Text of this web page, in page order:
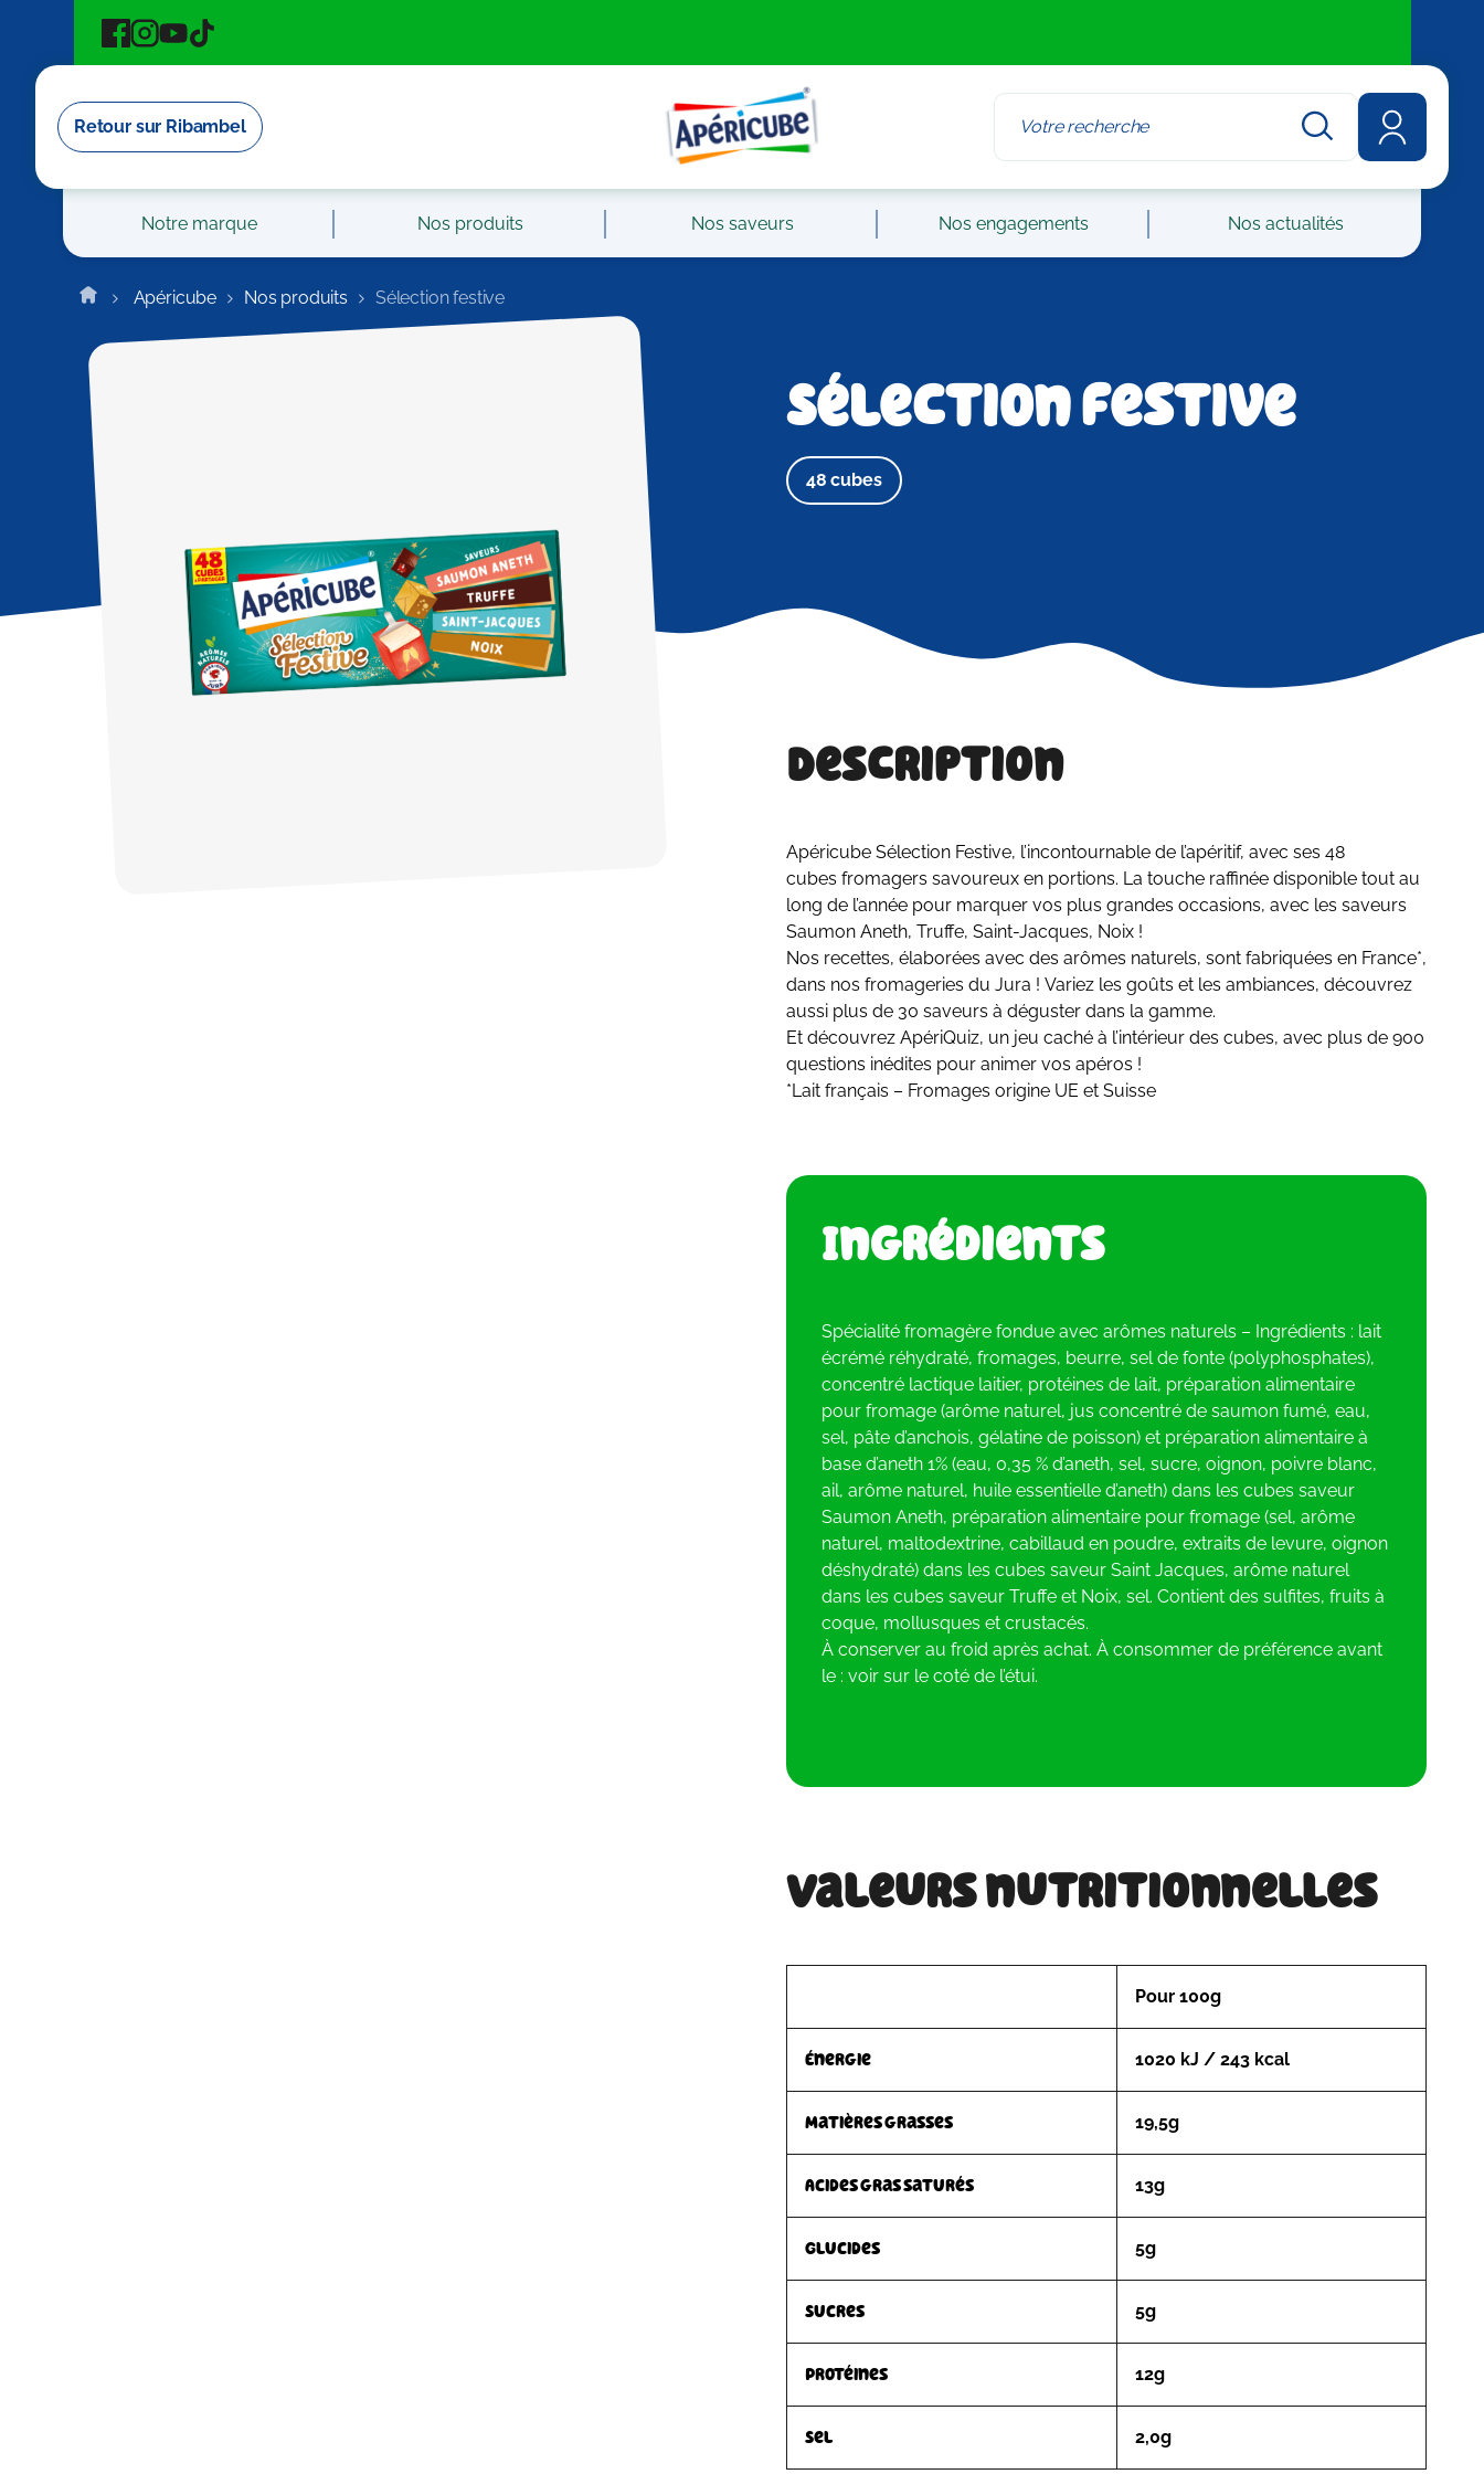
Retour sur Ribambel
Notre marque Nos produits Nos saveurs Nos engagements Nos actualités
Apéricube Nos produits Sélection festive
Sélection festive
48 cubes
Description
Apéricube Sélection Festive, l’incontournable de l’apéritif, avec ses 48
cubes fromagers savoureux en portions. La touche raffinée disponible tout au
long de l’année pour marquer vos plus grandes occasions, avec les saveurs
Saumon Aneth, Truffe, Saint-Jacques, Noix !
Nos recettes, élaborées avec des arômes naturels, sont fabriquées en France*,
dans nos fromageries du Jura ! Variez les goûts et les ambiances, découvrez
aussi plus de 30 saveurs à déguster dans la gamme.
Et découvrez ApériQuiz, un jeu caché à l’intérieur des cubes, avec plus de 900
questions inédites pour animer vos apéros !
*Lait français – Fromages origine UE et Suisse
Ingrédients
Spécialité fromagère fondue avec arômes naturels – Ingrédients : lait
écrémé réhydraté, fromages, beurre, sel de fonte (polyphosphates),
concentré lactique laitier, protéines de lait, préparation alimentaire
pour fromage (arôme naturel, jus concentré de saumon fumé, eau,
sel, pâte d’anchois, gélatine de poisson) et préparation alimentaire à
base d’aneth 1% (eau, 0,35 % d’aneth, sel, sucre, oignon, poivre blanc,
ail, arôme naturel, huile essentielle d’aneth) dans les cubes saveur
Saumon Aneth, préparation alimentaire pour fromage (sel, arôme
naturel, maltodextrine, cabillaud en poudre, extraits de levure, oignon
déshydraté) dans les cubes saveur Saint Jacques, arôme naturel
dans les cubes saveur Truffe et Noix, sel. Contient des sulfites, fruits à
coque, mollusques et crustacés.
À conserver au froid après achat. À consommer de préférence avant
le : voir sur le coté de l’étui.
Valeurs nutritionnelles
Pour 100g
Énergie 1020 kJ / 243 kcal
Matières grasses 19,5g
Acides gras saturés 13g
Glucides 5g
Sucres 5g
Protéines 12g
Sel 2,0g